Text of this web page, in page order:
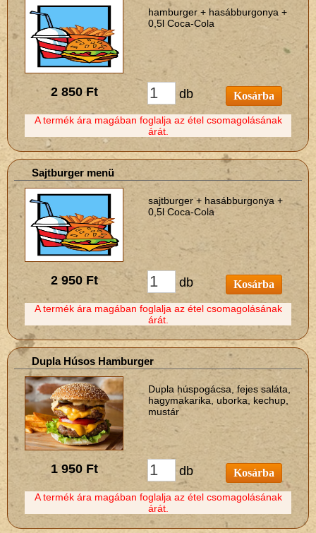
hamburger + hasábburgonya +
0,5l Coca-Cola
2 850 Ft db Kosárba
A termék ára magában foglalja az étel csomagolásának
árát.
Sajtburger menü
sajtburger + hasábburgonya +
0,5l Coca-Cola
2 950 Ft db Kosárba
A termék ára magában foglalja az étel csomagolásának
árát.
Dupla Húsos Hamburger
Dupla húspogácsa, fejes saláta,
hagymakarika, uborka, kechup,
mustár
1 950 Ft db Kosárba
A termék ára magában foglalja az étel csomagolásának
árát.